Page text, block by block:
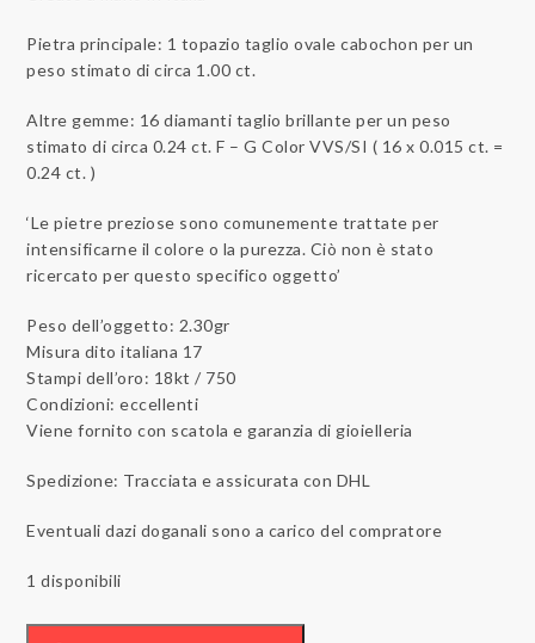
Pietra principale: 1 topazio taglio ovale cabochon per un
peso stimato di circa 1.00 ct.
Altre gemme: 16 diamanti taglio brillante per un peso
stimato di circa 0.24 ct. F – G Color VVS/SI ( 16 x 0.015 ct. =
0.24 ct. )
‘Le pietre preziose sono comunemente trattate per
intensificarne il colore o la purezza. Ciò non è stato
ricercato per questo specifico oggetto’
Peso dell’oggetto: 2.30gr
Misura dito italiana 17
Stampi dell’oro: 18kt / 750
Condizioni: eccellenti
Viene fornito con scatola e garanzia di gioielleria
Spedizione: Tracciata e assicurata con DHL
Eventuali dazi doganali sono a carico del compratore
1 disponibili